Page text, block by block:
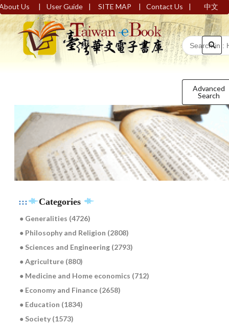
Us | User Guide | SITE MAP | Contact Us | 中文
Advanced
Search
::: Categories
● Generalities (4726)
● Philosophy and Religion (2808)
● Sciences and Engineering (2793)
● Agriculture (880)
● Medicine and Home economics (712)
● Economy and Finance (2658)
● Education (1834)
● Society (1573)